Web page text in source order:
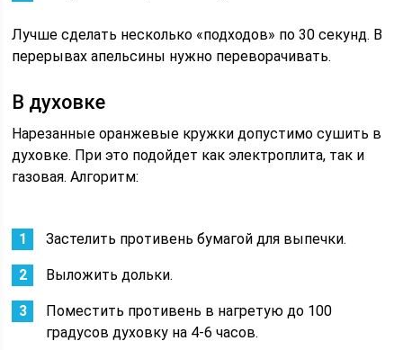
Лучше сделать несколько «подходов» по 30 секунд. В
перерывах апельсины нужно переворачивать.
В духовке
Нарезанные оранжевые кружки допустимо сушить в
духовке. При это подойдет как электроплита, так и
газовая. Алгоритм:
Застелить противень бумагой для выпечки.
Выложить дольки.
Поместить противень в нагретую до 100
градусов духовку на 4-6 часов.